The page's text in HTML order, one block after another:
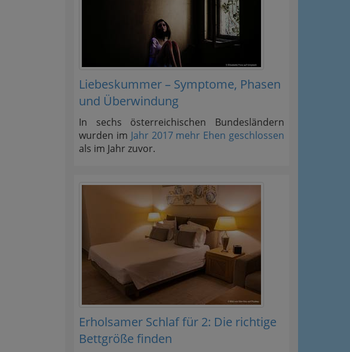
Liebeskummer – Symptome, Phasen
und Überwindung
In sechs österreichischen Bundesländern
wurden im Jahr 2017 mehr Ehen geschlossen
als im Jahr zuvor.
Erholsamer Schlaf für 2: Die richtige
Bettgröße finden